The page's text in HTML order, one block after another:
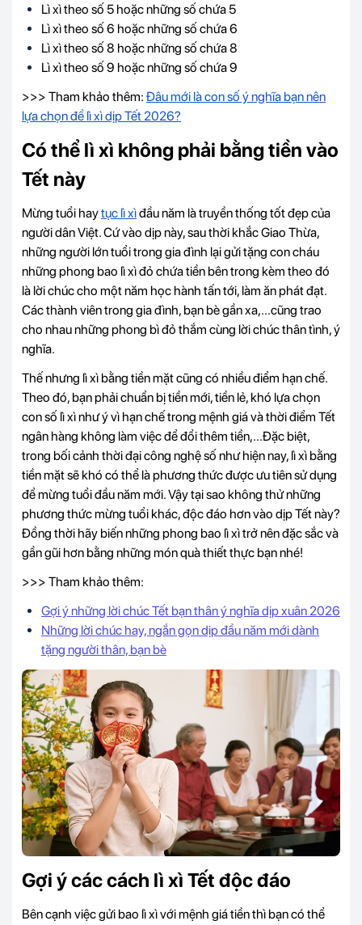
Lì xì theo số 5 hoặc những số chứa 5
Lì xì theo số 6 hoặc những số chứa 6
Lì xì theo số 8 hoặc những số chứa 8
Lì xì theo số 9 hoặc những số chứa 9
>>> Tham khảo thêm: Đâu mới là con số ý nghĩa bạn nên
lựa chọn để lì xì dịp Tết 2026?
Có thể lì xì không phải bằng tiền vào
Tết này
Mừng tuổi haytục lì xìđầu năm là truyền thống tốt đẹp của
người dân Việt. Cứ vào dịp này, sau thời khắc Giao Thừa,
những người lớn tuổi trong gia đình lại gửi tặng con cháu
những phong bao lì xì đỏ chứa tiền bên trong kèm theo đó
là lời chúc cho một năm học hành tấn tới, làm ăn phát đạt.
Các thành viên trong gia đình, bạn bè gần xa,...cũng trao
cho nhau những phong bì đỏ thắm cùng lời chúc thân tình, ý
nghĩa.
Thế nhưng lì xì bằng tiền mặt cũng có nhiều điểm hạn chế.
Theo đó, bạn phải chuẩn bị tiền mới, tiền lẻ, khó lựa chọn
con số lì xì như ý vì hạn chế trong mệnh giá và thời điểm Tết
ngân hàng không làm việc để đổi thêm tiền,...Đặc biệt,
trong bối cảnh thời đại công nghệ số như hiện nay, lì xì bằng
tiền mặt sẽ khó có thể là phương thức được ưu tiên sử dụng
để mừng tuổi đầu năm mới. Vậy tại sao không thử những
phương thức mừng tuổi khác, độc đáo hơn vào dịp Tết này?
Đồng thời hãy biến những phong bao lì xì trở nên đặc sắc và
gần gũi hơn bằng những món quà thiết thực bạn nhé!
>>> Tham khảo thêm:
Gợi ý những lời chúc Tết bạn thân ý nghĩa dịp xuân 2026
Những lời chúc hay, ngắn gọn dịp đầu năm mới dành
tặng người thân, bạn bè
Gợi ý các cách lì xì Tết độc đáo
Bên cạnh việc gửi bao lì xì với mệnh giá tiền thì bạn có thể